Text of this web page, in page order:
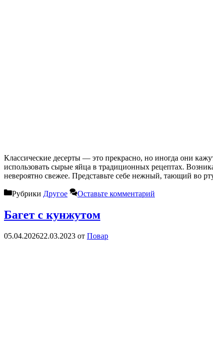
Классические десерты — это прекрасно, но иногда они
использовать сырые яйца в традиционных рецептах.
невероятно свежее. Представьте себе нежный, тающий во
Рубрики Другое Оставьте комментарий
Багет с кунжутом
05.04.202622.03.2023 от Повар